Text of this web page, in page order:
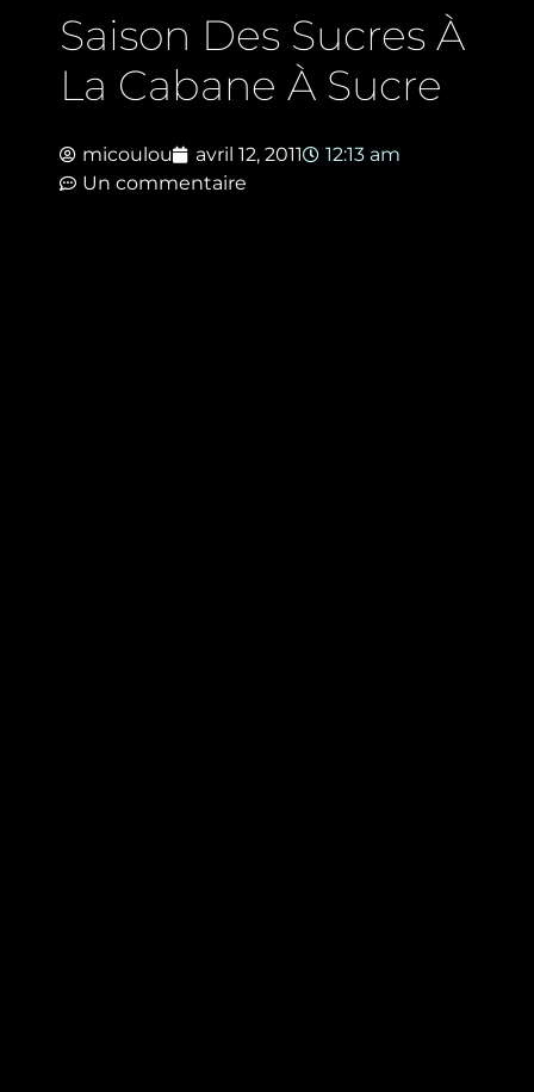
Saison Des Sucres À
La Cabane À Sucre
micoulou avril 12, 2011
12:13 am
Un commentaire